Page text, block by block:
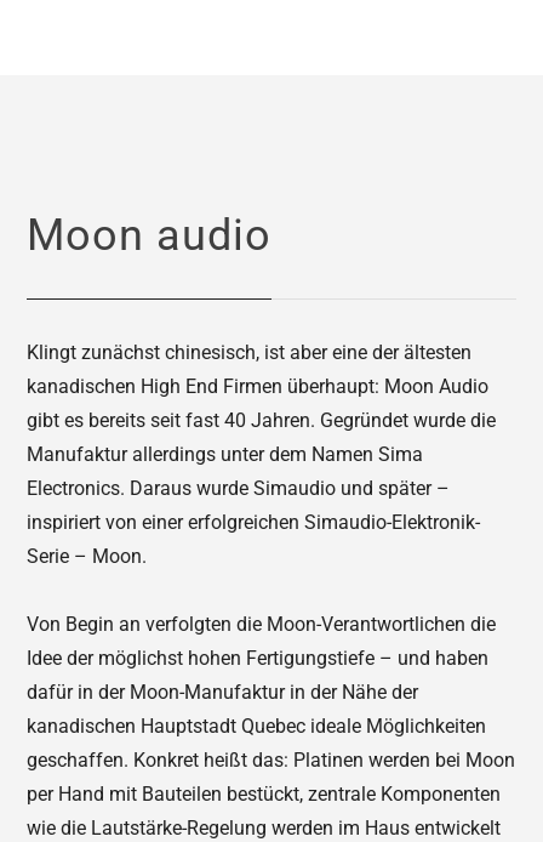
Moon audio
Klingt zunächst chinesisch, ist aber eine der ältesten
kanadischen High End Firmen überhaupt: Moon Audio
gibt es bereits seit fast 40 Jahren. Gegründet wurde die
Manufaktur allerdings unter dem Namen Sima
Electronics. Daraus wurde Simaudio und später –
inspiriert von einer erfolgreichen Simaudio-Elektronik-
Serie – Moon.
Von Begin an verfolgten die Moon-Verantwortlichen die
Idee der möglichst hohen Fertigungstiefe – und haben
dafür in der Moon-Manufaktur in der Nähe der
kanadischen Hauptstadt Quebec ideale Möglichkeiten
geschaffen. Konkret heißt das: Platinen werden bei Moon
per Hand mit Bauteilen bestückt, zentrale Komponenten
wie die Lautstärke-Regelung werden im Haus entwickelt